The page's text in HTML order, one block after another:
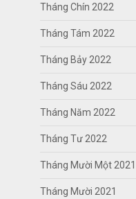
Tháng Chín 2022
Tháng Tám 2022
Tháng Bảy 2022
Tháng Sáu 2022
Tháng Năm 2022
Tháng Tư 2022
Tháng Mười Một 2021
Tháng Mười 2021